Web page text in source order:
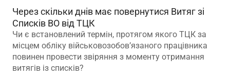
Через скільки днів має повернутися Витяг зі
Списків ВО від ТЦК
Чи є встановлений термін, протягом якого ТЦК за
місцем обліку військовозобов’язаного працівника
повинен провести звіряння з моменту отримання
витягів із списків?